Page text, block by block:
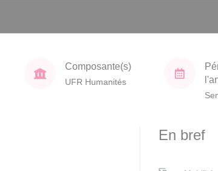
Composante(s)
UFR Humanités
En bref